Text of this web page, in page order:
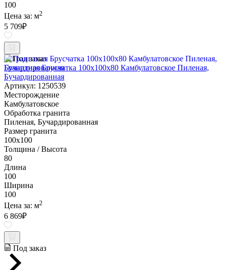
100
Цена за: м2
5 709₽
Под заказ
Гранитная Брусчатка 100х100x80 Камбулатовское Пиленая,
Бучардированная
Артикул: 1250539
Месторождение
Камбулатовское
Обработка гранита
Пиленая, Бучардированная
Размер гранита
100х100
Толщина / Высота
80
Длина
100
Ширина
100
Цена за: м2
6 869₽
Под заказ